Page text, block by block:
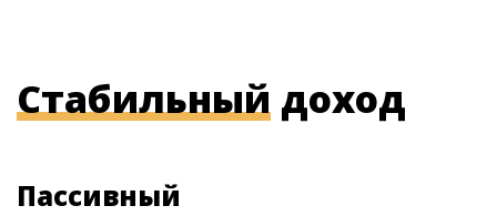
Стабильный доход
Пассивный